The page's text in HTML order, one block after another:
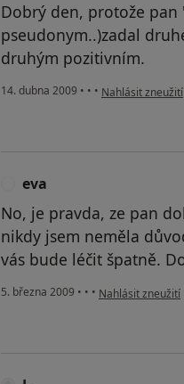
Dobrý den, protože
pseudonym..)zadal
druhým pozitivním.
14. dubna 2009 • • • podle názoru
Nahlásit zneužití
eva
No, je pravda, ze pan
nikdy jsem neměla
vás bude léčit špatně.
5. března 2009 • • • podle názoru
Nahlásit zneužití